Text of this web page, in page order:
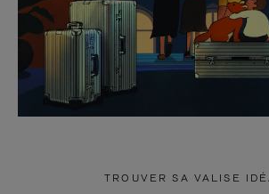
TROUVER SA VALISE